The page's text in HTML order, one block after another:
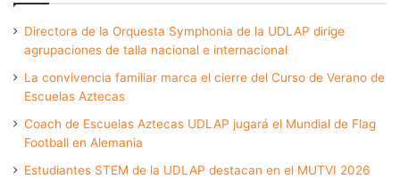
Directora de la Orquesta Symphonia de la UDLAP dirige
agrupaciones de talla nacional e internacional
La convivencia familiar marca el cierre del Curso de Verano de
Escuelas Aztecas
Coach de Escuelas Aztecas UDLAP jugará el Mundial de Flag
Football en Alemania
Estudiantes STEM de la UDLAP destacan en el MUTVI 2026